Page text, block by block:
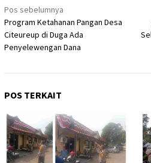
Navigasi
pos
Pos sebelumnya
Program Ketahanan Pangan Desa
Citeureup di Duga Ada
Penyelewengan Dana
POS TERKAIT